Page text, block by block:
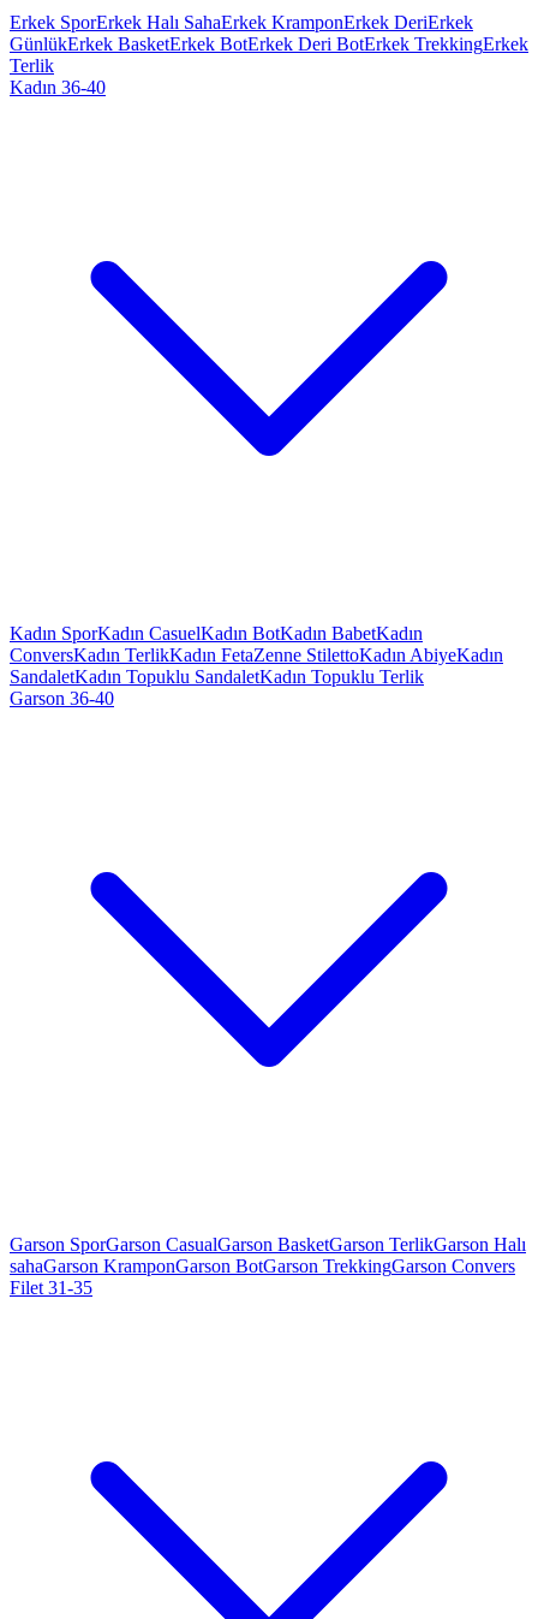
Erkek SporErkek Halı SahaErkek KramponErkek DeriErkek
GünlükErkek BasketErkek BotErkek Deri BotErkek TrekkingErkek
Terlik
Kadın 36-40
Kadın SporKadın CasuelKadın BotKadın BabetKadın
ConversKadın TerlikKadın FetaZenne StilettoKadın AbiyeKadın
SandaletKadın Topuklu SandaletKadın Topuklu Terlik
Garson 36-40
Garson SporGarson CasualGarson BasketGarson TerlikGarson Halı
sahaGarson KramponGarson BotGarson TrekkingGarson Convers
Filet 31-35